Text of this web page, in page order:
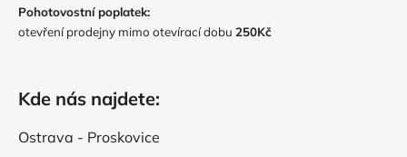
Pohotovostní poplatek:
otevření prodejny mimo otevírací dobu 250Kč
Kde nás najdete:
Ostrava - Proskovice